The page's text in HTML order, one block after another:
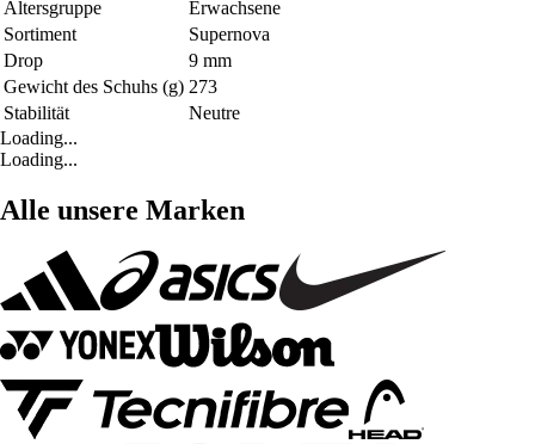
Altersgruppe
Erwachsene
Sortiment
Supernova
Drop
9 mm
Gewicht des Schuhs (g) 273
Stabilität
Neutre
Loading...
Loading...
Alle unsere Marken